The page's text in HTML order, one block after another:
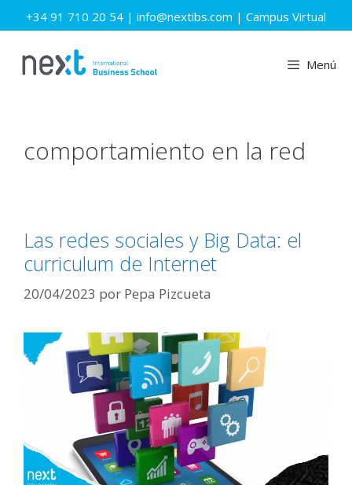
Saltar
al
+34 91 710 20 54 | info@nextibs.com | Campus Virtual
Menú
comportamiento en la red
Las redes sociales y Big Data: el
curriculum de Internet
20/04/2023 por Pepa Pizcueta